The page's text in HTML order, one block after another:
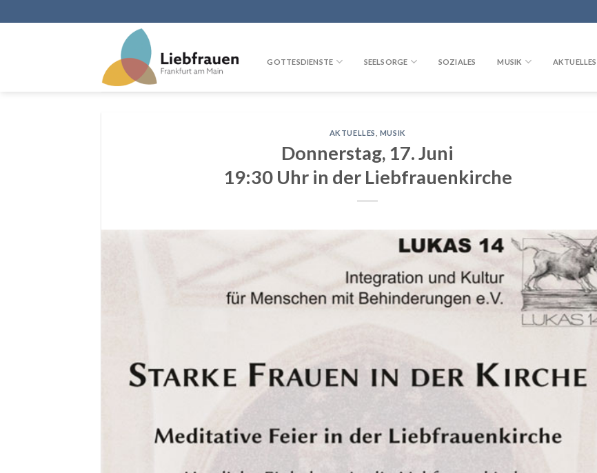
to
GOTTESDIENSTE SEELSORGE SOZIALES MUSIK AKTUELLES
AKTUELLES MUSIK
Donnerstag, 17. Juni
19:30 Uhr in der Liebfrauenkirche